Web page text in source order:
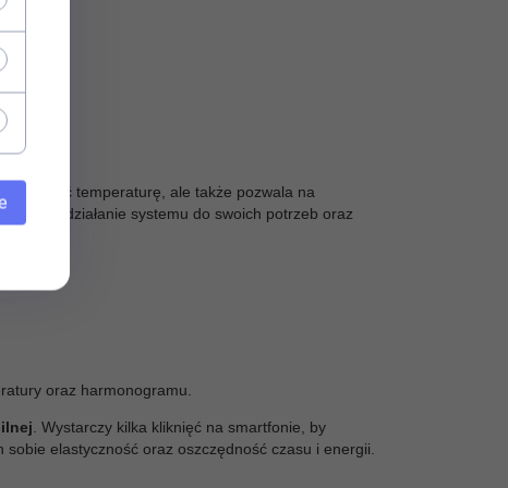
temperaturę, ale także pozwala na
działanie systemu do swoich potrzeb oraz
oraz harmonogramu.
. Wystarczy kilka kliknięć na smartfonie, by
elastyczność oraz oszczędność czasu i energii.